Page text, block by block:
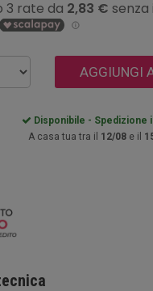
AGGIUNGI
Disponibile - Spedizione
A casa tua tra il 12/08 e il